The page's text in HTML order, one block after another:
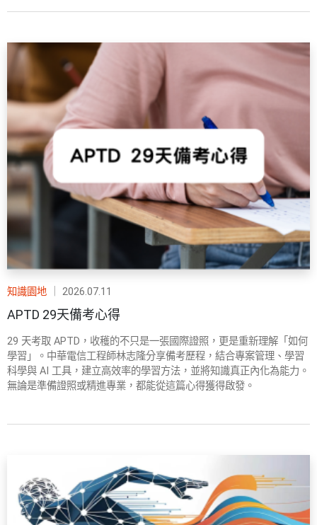
知識園地 2026.07.11
APTD 29天備考心得
29 天考取 APTD，收穫的不只是一張國際證照，更是重新理解「如何
學習」。中華電信工程師林志隆分享備考歷程，結合專案管理、學習
科學與 AI 工具，建立高效率的學習方法，並將知識真正內化為能力。
無論是準備證照或精進專業，都能從這篇心得獲得啟發。